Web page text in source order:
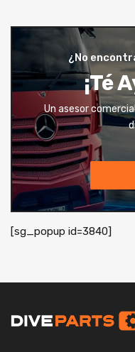
¿No
¡Té
Un asesor
[sg_popup id=3840]